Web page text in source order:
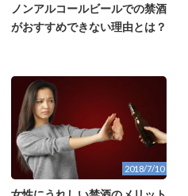
ノンアルコールビールでの禁酒
がおすすめできない理由とは？
2018/7/10